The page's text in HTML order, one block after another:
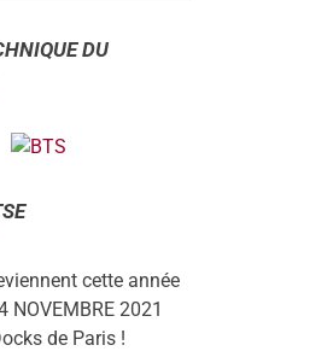
DU
cette année
NOVEMBRE 2021
de Paris !